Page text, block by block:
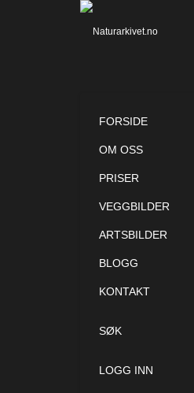
FORSIDE
OM OSS
PRISER
VEGGBILDER
ARTSBILDER
BLOGG
KONTAKT
SØK
LOGG INN